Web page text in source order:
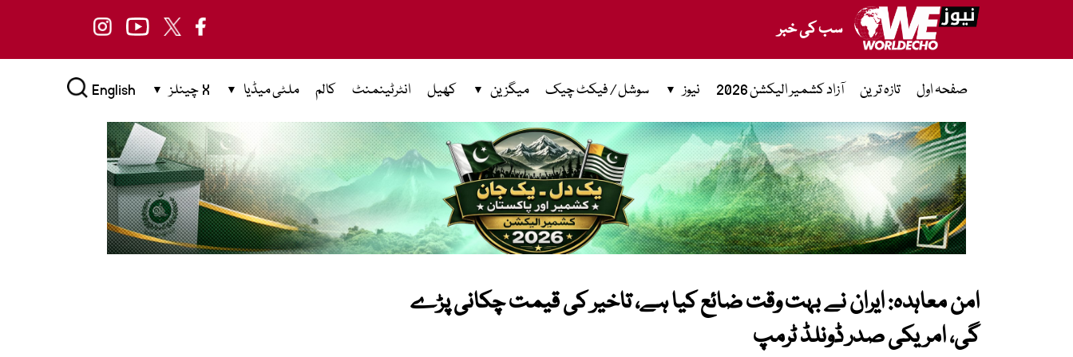
سب کی خبر
صفحہ اول تازہ ترین آزاد کشمیر الیکشن 2026 نیوز سوشل / فیکٹ چیک میگزین کھیل انٹرٹینمنٹ کالم ملٹی میڈیا X چینلز English
امن معاہدہ: ایران نے بہت وقت ضائع کیا ہے، تاخیر کی قیمت چکانی پڑے
گی، امریکی صدر ڈونلڈ ٹرمپ